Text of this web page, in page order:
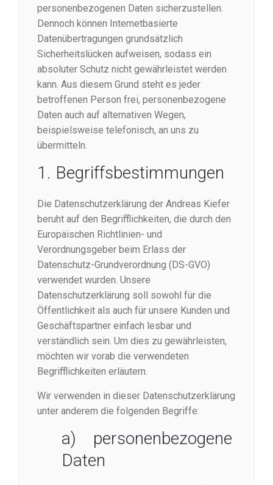
personenbezogenen Daten sicherzustellen.
Dennoch können Internetbasierte
Datenübertragungen grundsätzlich
Sicherheitslücken aufweisen, sodass ein
absoluter Schutz nicht gewährleistet werden
kann. Aus diesem Grund steht es jeder
betroffenen Person frei, personenbezogene
Daten auch auf alternativen Wegen,
beispielsweise telefonisch, an uns zu
übermitteln.
1. Begriffsbestimmungen
Die Datenschutzerklärung der Andreas Kiefer
beruht auf den Begrifflichkeiten, die durch den
Europäischen Richtlinien- und
Verordnungsgeber beim Erlass der
Datenschutz-Grundverordnung (DS-GVO)
verwendet wurden. Unsere
Datenschutzerklärung soll sowohl für die
Öffentlichkeit als auch für unsere Kunden und
Geschäftspartner einfach lesbar und
verständlich sein. Um dies zu gewährleisten,
möchten wir vorab die verwendeten
Begrifflichkeiten erläutern.
Wir verwenden in dieser Datenschutzerklärung
unter anderem die folgenden Begriffe:
a) personenbezogene
Daten